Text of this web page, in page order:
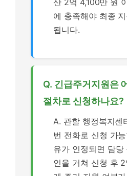
에 충족해야 최종
됩니다.
Q. 긴급주거지원은
절차로 신청하나요?
A. 관할 행정복지센
번 전화로 신청 가
유가 인정되면 담
인을 거쳐 신청 후